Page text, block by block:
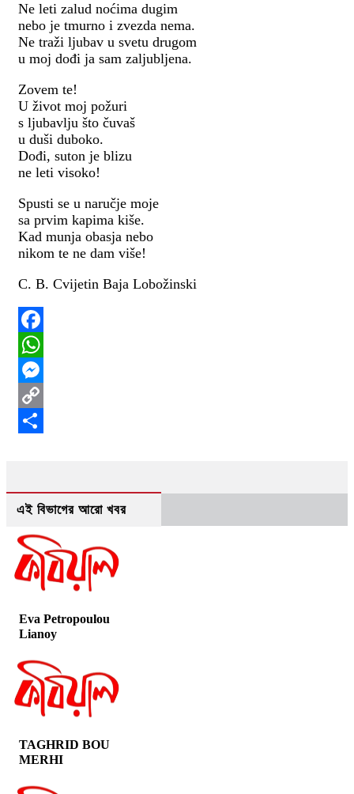
Ne leti zalud noćima dugim
nebo je tmurno i zvezda nema.
Ne traži ljubav u svetu drugom
u moj dođi ja sam zaljubljena.
Zovem te!
U život moj požuri
s ljubavlju što čuvaš
u duši duboko.
Dođi, suton je blizu
ne leti visoko!
Spusti se u naručje moje
sa prvim kapima kiše.
Kad munja obasja nebo
nikom te ne dam više!
C. B. Cvijetin Baja Lobožinski
Facebook
WhatsApp
Messenger
Copy
এই বিভাগের আরো খবর
Eva Petropoulou
Lianoy
TAGHRID BOU
MERHI